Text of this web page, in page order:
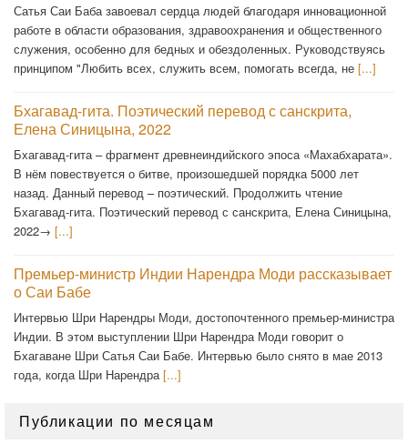
Сатья Саи Баба завоевал сердца людей благодаря инновационной
работе в области образования, здравоохранения и общественного
служения, особенно для бедных и обездоленных. Руководствуясь
принципом "Любить всех, служить всем, помогать всегда, не [...]
Бхагавад-гита. Поэтический перевод с санскрита,
Елена Синицына, 2022
Бхагавад-гита – фрагмент древнеиндийского эпоса «Махабхарата».
В нём повествуется о битве, произошедшей порядка 5000 лет
назад. Данный перевод – поэтический. Продолжить чтение
Бхагавад-гита. Поэтический перевод с санскрита, Елена Синицына,
2022→ [...]
Премьер-министр Индии Нарендра Моди рассказывает
о Саи Бабе
Интервью Шри Нарендры Моди, достопочтенного премьер-министра
Индии. В этом выступлении Шри Нарендра Моди говорит о
Бхагаване Шри Сатья Саи Бабе. Интервью было снято в мае 2013
года, когда Шри Нарендра [...]
Публикации по месяцам